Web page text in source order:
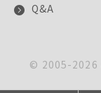
Q&A
© 2005-2026